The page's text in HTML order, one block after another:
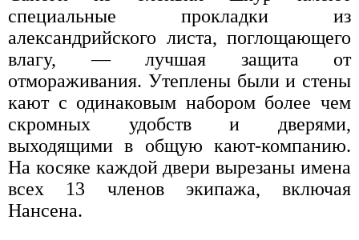
специальные прокладки из
александрийского листа, поглощающего
влагу, — лучшая защита от
отмораживания. Утеплены были и стены
кают с одинаковым набором более чем
скромных удобств и дверями,
выходящими в общую кают-компанию.
На косяке каждой двери вырезаны имена
всех 13 членов экипажа, включая
Нансена.